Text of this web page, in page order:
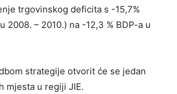
trgovinskog deficita s -15,7%
2008. – 2010.) na -12,3 % BDP-a u
strategije otvorit će se jedan
mjesta u regiji JIE.